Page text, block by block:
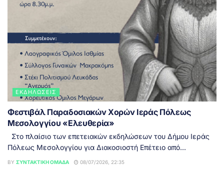
ΕΚΔΗΛΏΣΕΙΣ
Φεστιβάλ Παραδοσιακών Χορών Ιεράς Πόλεως
Μεσολογγίου «Ελευθερία»
Στο πλαίσιο των επετειακών εκδηλώσεων του Δήμου Ιεράς
Πόλεως Μεσολογγίου για Διακοσιοστή Επέτειο από...
BY ΣΥΝΤΑΚΤΙΚΉ ΟΜΆΔΑ 08/07/2026, 22:35